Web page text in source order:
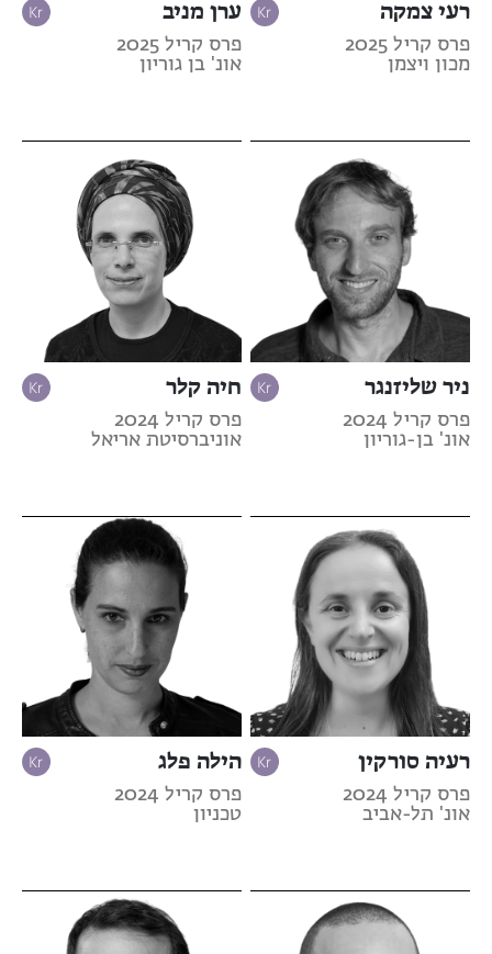
רעי צמקה
פרס קריל 2025
מכון ויצמן
ערן מניב
פרס קריל 2025
אונ' בן גוריון
ניר שליזנגר
פרס קריל 2024
אונ' בן-גוריון
חיה קלר
פרס קריל 2024
אוניברסיטת אריאל
רעיה סורקין
פרס קריל 2024
אונ' תל-אביב
הילה פלג
פרס קריל 2024
טכניון